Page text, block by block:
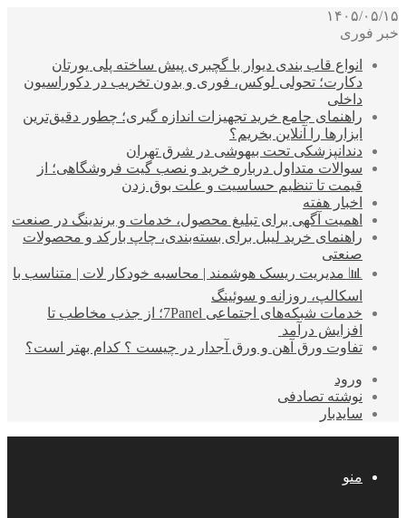
۱۴۰۵/۰۵/۱۵
خبر فوری
انواع قاب بندی دیوار با گچبری پیش ساخته پلی یورتان
دکارت؛ تحولی لوکس، فوری و بدون تخریب در دکوراسیون
داخلی
راهنمای جامع خرید تجهیزات اندازه گیری؛ چطور دقیق‌ترین
ابزارها را آنلاین بخریم؟
دندانپزشکی تحت بیهوشی در شرق تهران
سوالات متداول درباره خرید و نصب گیت فروشگاهی؛ از
قیمت تا تنظیم حساسیت و علت بوق زدن
اخبار هفته
اهمیت آگهی برای تبلیغ محصول، خدمات و برندینگ در صنعت
راهنمای خرید لیبل برای بسته‌بندی، چاپ بارکد و محصولات
صنعتی
📊 مدیریت ریسک هوشمند | محاسبه خودکار لات | متناسب با
اسکالپ، روزانه و سوئینگ
خدمات شبکه‌های اجتماعی 7Panel؛ از جذب مخاطب تا
افزایش درآمد
تفاوت ورق آهن و ورق آجدار در چیست ؟ کدام بهتر است؟
ورود
نوشته تصادفی
سایدبار
منو